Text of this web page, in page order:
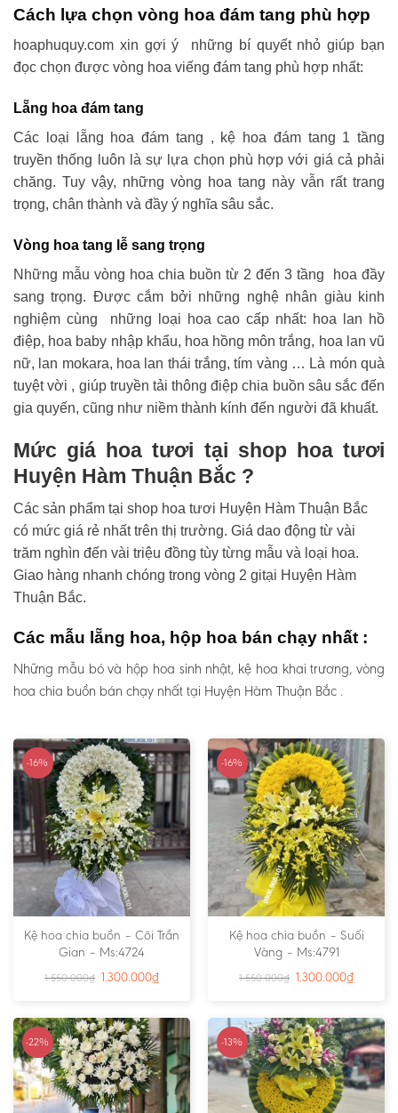
Cách lựa chọn vòng hoa đám tang phù hợp
hoaphuquy.com xin gợi ý những bí quyết nhỏ giúp bạn
đọc chọn được vòng hoa viếng đám tang phù hợp nhất:
Lẵng hoa đám tang
Các loại lẵng hoa đám tang , kệ hoa đám tang 1 tầng
truyền thống luôn là sự lựa chọn phù hợp với giá cả phải
chăng. Tuy vậy, những vòng hoa tang này vẫn rất trang
trọng, chân thành và đầy ý nghĩa sâu sắc.
Vòng hoa tang lễ sang trọng
Những mẫu vòng hoa chia buồn từ 2 đến 3 tầng hoa đầy
sang trọng. Được cắm bởi những nghệ nhân giàu kinh
nghiệm cùng những loại hoa cao cấp nhất: hoa lan hồ
điệp, hoa baby nhập khẩu, hoa hồng môn trắng, hoa lan vũ
nữ, lan mokara, hoa lan thái trắng, tím vàng … Là món quà
tuyệt vời , giúp truyền tải thông điệp chia buồn sâu sắc đến
gia quyến, cũng như niềm thành kính đến người đã khuất.
Mức giá hoa tươi tại shop hoa tươi
Huyện Hàm Thuận Bắc ?
Các sản phẩm tại shop hoa tươi Huyện Hàm Thuận Bắc
có mức giá rẻ nhất trên thị trường. Giá dao động từ vài
trăm nghìn đến vài triệu đồng tùy từng mẫu và loại hoa.
Giao hàng nhanh chóng trong vòng 2 gitại Huyện Hàm
Thuận Bắc.
Các mẫu lẵng hoa, hộp hoa bán chạy nhất :
Những mẫu bó và hộp hoa sinh nhật, kệ hoa khai trương, vòng
hoa chia buồn bán chạy nhất tại Huyện Hàm Thuận Bắc .
-16%
Kệ hoa chia buồn – Cõi Trần
Gian – Ms:4724
1.550.000₫ 1.300.000₫
-16%
Kệ hoa chia buồn – Suối
Vàng – Ms:4791
1.550.000₫ 1.300.000₫
-22% -13%